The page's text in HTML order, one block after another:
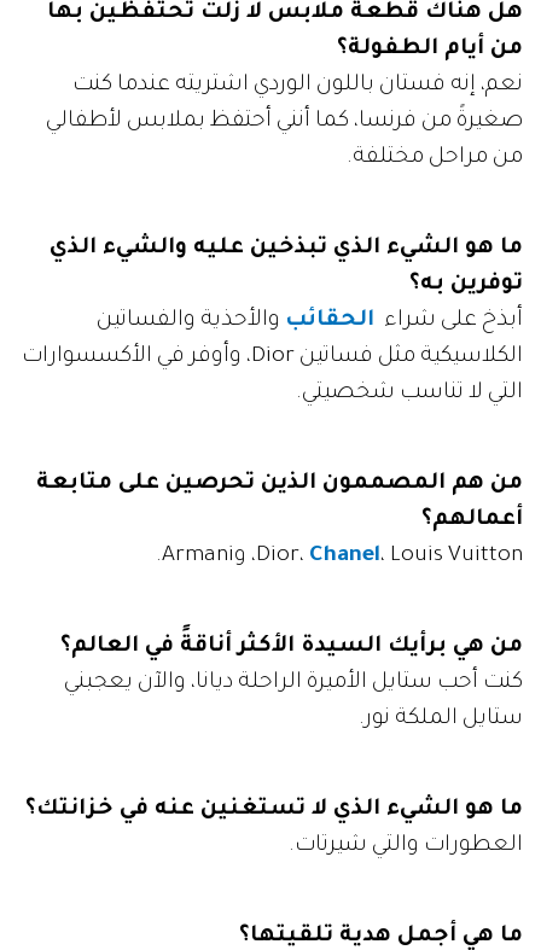
هل هناك قطعة ملابس لا زلت تحتفظين بها
من أيام الطفولة؟
نعم، إنه فستان باللون الوردي اشتريته عندما كنت
صغيرةً من فرنسا، كما أنني أحتفظ بملابس لأطفالي
من مراحل مختلفة.
ما هو الشيء الذي تبذخين عليه والشيء الذي
توفرين به؟
أبذخ على شراء الحقائب والأحذية والفساتين
الكلاسيكية مثل فساتين Dior، وأوفر في الأكسسوارات
التي لا تناسب شخصيتي.
من هم المصممون الذين تحرصين على متابعة
أعمالهم؟
Dior، Chanel، Louis Vuitton، وArmani.
من هي برأيك السيدة الأكثر أناقةً في العالم؟
كنت أحب ستايل الأميرة الراحلة ديانا، والآن يعجبني
ستايل الملكة نور.
ما هو الشيء الذي لا تستغنين عنه في خزانتك؟
العطورات والتي شيرتات.
ما هي أجمل هدية تلقيتها؟